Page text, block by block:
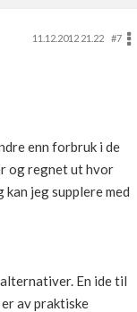
11.12.2012 21.22
#7
enn forbruk i de
og regnet ut hvor
jeg supplere med
En ide til
er av praktiske